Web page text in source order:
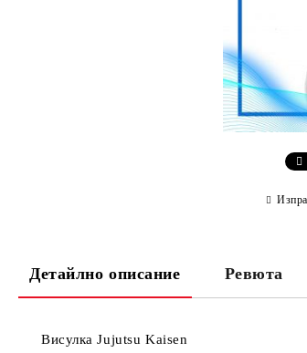
Детайлно описание Ревюта
Висулка Jujutsu Kaisen